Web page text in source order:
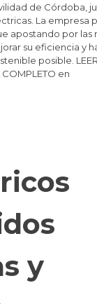
de Córdoba,
La empresa
apostando por las
su eficiencia y
posible.
COMPLETO en
y